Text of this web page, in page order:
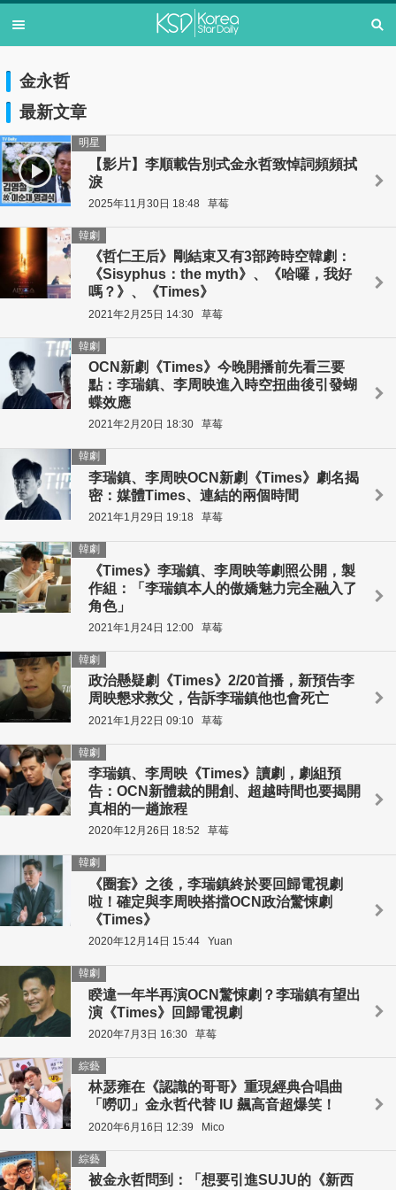
金永哲
最新文章
【影片】李順載告別式金永哲致悼詞頻頻拭
淚
明星
2025年11月30日 18:48 草莓
《哲仁王后》剛結束又有3部跨時空韓劇：
《Sisyphus：the myth》、《哈囉，我好
嗎？》、《Times》
韓劇
2021年2月25日 14:30 草莓
OCN新劇《Times》今晚開播前先看三要
點：李瑞鎮、李周映進入時空扭曲後引發蝴
蝶效應
韓劇
2021年2月20日 18:30 草莓
李瑞鎮、李周映OCN新劇《Times》劇名揭
密：媒體Times、連結的兩個時間
韓劇
2021年1月29日 19:18 草莓
《Times》李瑞鎮、李周映等劇照公開，製
作組：「李瑞鎮本人的傲嬌魅力完全融入了
角色」
韓劇
2021年1月24日 12:00 草莓
政治懸疑劇《Times》2/20首播，新預告李
周映懇求救父，告訴李瑞鎮他也會死亡
韓劇
2021年1月22日 09:10 草莓
李瑞鎮、李周映《Times》讀劇，劇組預
告：OCN新體裁的開創、超越時間也要揭開
真相的一趟旅程
韓劇
2020年12月26日 18:52 草莓
《圈套》之後，李瑞鎮終於要回歸電視劇
啦！確定與李周映搭擋OCN政治驚悚劇
《Times》
韓劇
2020年12月14日 15:44 Yuan
睽違一年半再演OCN驚悚劇？李瑞鎮有望出
演《Times》回歸電視劇
韓劇
2020年7月3日 16:30 草莓
林瑟雍在《認識的哥哥》重現經典合唱曲
「嘮叨」金永哲代替 IU 飆高音超爆笑！
綜藝
2020年6月16日 12:39 Mico
被金永哲問到：「想要引進SUJU的《新西
綜藝